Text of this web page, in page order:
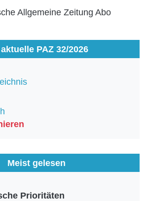
PAZ 32/2026
Meist gelesen
Prioritäten